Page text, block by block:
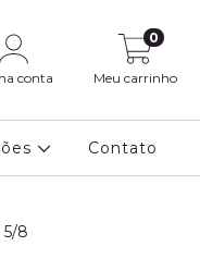
conta Meu carrinho
0
Contato
5/8